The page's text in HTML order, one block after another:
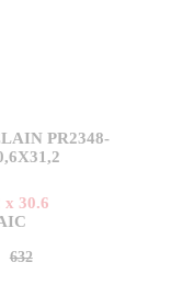
PR2348-
x 30.6
632